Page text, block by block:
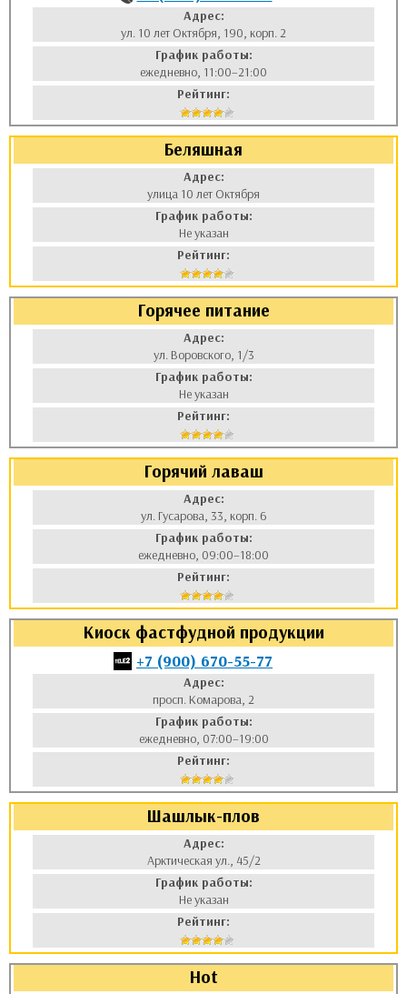
Адрес:
ул. 10 лет Октября, 190, корп. 2
График работы:
ежедневно, 11:00–21:00
Рейтинг:
Беляшная
Адрес:
улица 10 лет Октября
График работы:
Не указан
Рейтинг:
Горячее питание
Адрес:
ул. Воровского, 1/3
График работы:
Не указан
Рейтинг:
Горячий лаваш
Адрес:
ул. Гусарова, 33, корп. 6
График работы:
ежедневно, 09:00–18:00
Рейтинг:
Киоск фастфудной продукции
+7 (900) 670-55-77
Адрес:
просп. Комарова, 2
График работы:
ежедневно, 07:00–19:00
Рейтинг:
Шашлык-плов
Адрес:
Арктическая ул., 45/2
График работы:
Не указан
Рейтинг:
Hot